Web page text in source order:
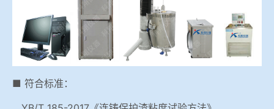
冶金渣、保护渣等高温物性检测设备
冶金石灰活性度测定仪
企业荣誉
联系智博1919
■ 符合标准：